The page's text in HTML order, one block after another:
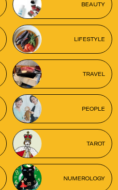
BEAUTY
LIFESTYLE
TRAVEL
PEOPLE
TAROT
NUMEROLOGY